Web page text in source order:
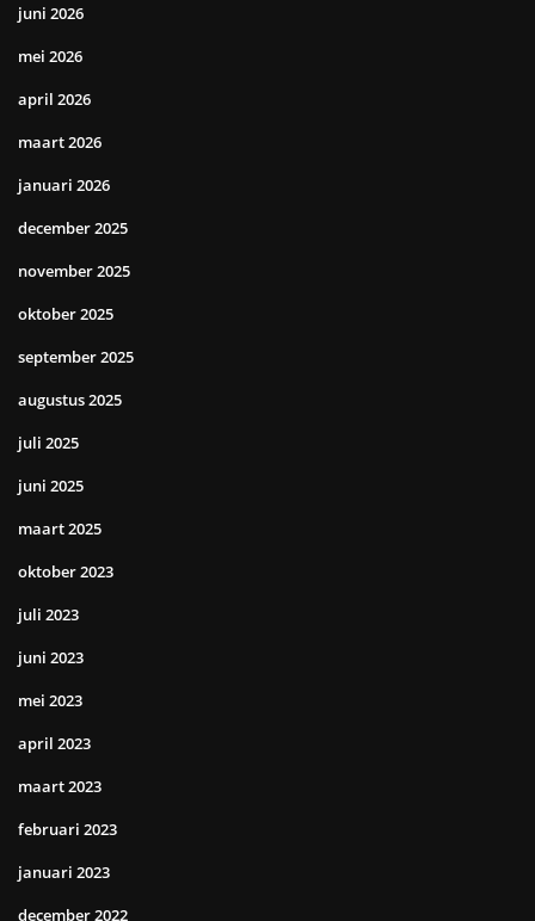
juni 2026
mei 2026
april 2026
maart 2026
januari 2026
december 2025
november 2025
oktober 2025
september 2025
augustus 2025
juli 2025
juni 2025
maart 2025
oktober 2023
juli 2023
juni 2023
mei 2023
april 2023
maart 2023
februari 2023
januari 2023
december 2022